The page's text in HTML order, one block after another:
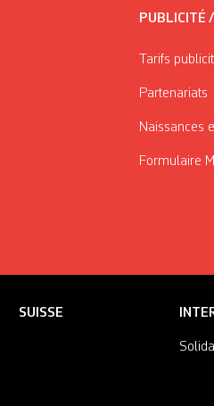
PUBLICITÉ
Tarifs
Partenariats
Naissances
Formulaire
SUISSE